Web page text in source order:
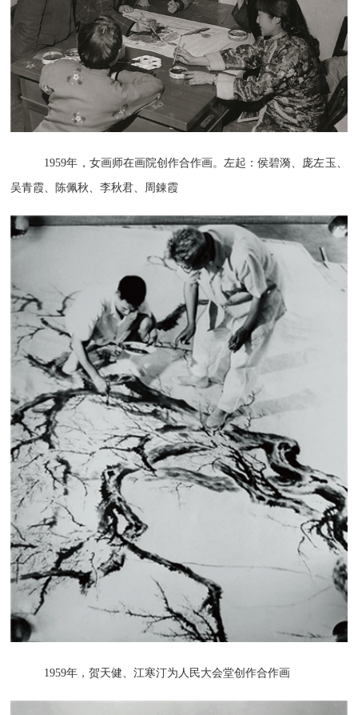
1959年，女画师在画院创作合作画。左起：侯碧漪、庞左玉、
吴青霞、陈佩秋、李秋君、周錬霞
1959年，贺天健、江寒汀为人民大会堂创作合作画